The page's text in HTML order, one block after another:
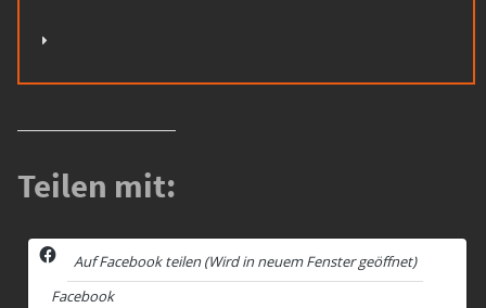
Teilen mit:
Auf Facebook teilen (Wird in neuem Fenster geöffnet)
Facebook